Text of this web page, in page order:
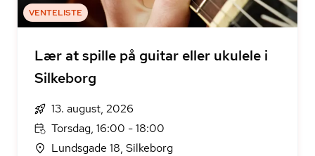
VENTELISTE
Lær at spille på guitar eller ukulele i
Silkeborg
13. august, 2026
Torsdag, 16:00 - 18:00
Lundsgade 18, Silkeborg